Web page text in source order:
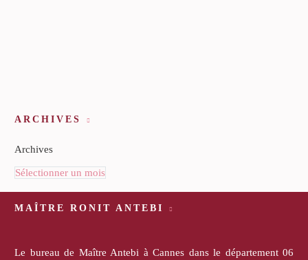
ARCHIVES
Archives
Sélectionner un mois
MAÎTRE RONIT ANTEBI
Le bureau de Maître Antebi à Cannes dans le département 06